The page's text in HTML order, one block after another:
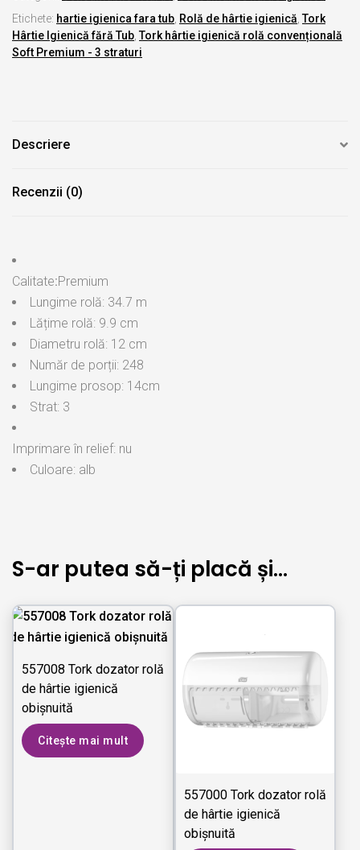
Etichete: hartie igienica fara tub, Rolă de hârtie igienică, Tork
Hârtie Igienică fără Tub, Tork hârtie igienică rolă convențională
Soft Premium - 3 straturi
Descriere
Recenzii (0)
Calitate:Premium
Lungime rolă: 34.7 m
Lățime rolă: 9.9 cm
Diametru rolă: 12 cm
Număr de porții: 248
Lungime prosop: 14cm
Strat: 3
Imprimare în relief: nu
Culoare: alb
S-ar putea să-ți placă și…
557008 Tork dozator rolă
de hârtie igienică
obişnuită
Citește mai mult
557000 Tork dozator rolă
de hârtie igienică
obişnuită